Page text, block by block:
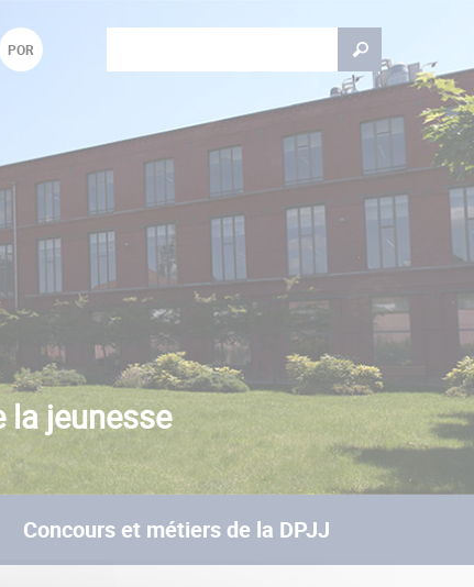
Concours et métiers de la DPJJ
jeunesse
POR Formulaire de recherche